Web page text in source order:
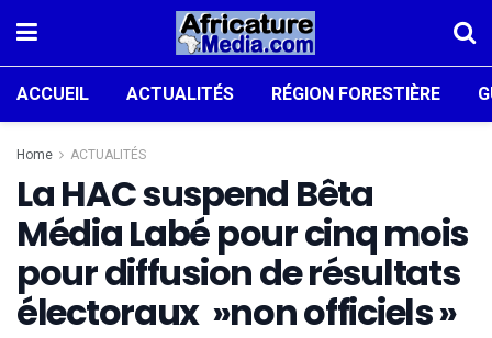
ACCUEIL ACTUALITÉS RÉGION FORESTIÈRE
Home ACTUALITÉS
La HAC suspend Bêta
Média Labé pour cinq mois
pour diffusion de résultats
électoraux »non officiels »